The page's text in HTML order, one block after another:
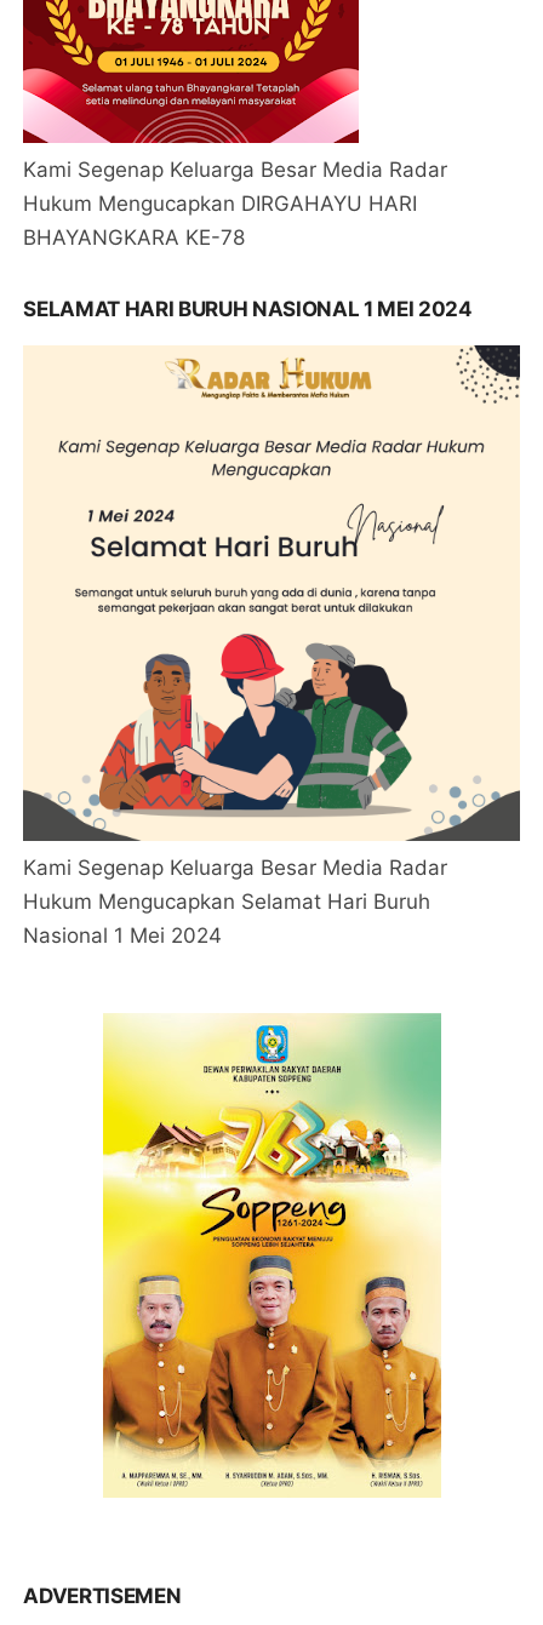
Kami Segenap Keluarga Besar Media Radar
Hukum Mengucapkan DIRGAHAYU HARI
BHAYANGKARA KE-78
SELAMAT HARI BURUH NASIONAL 1 MEI 2024
Kami Segenap Keluarga Besar Media Radar
Hukum Mengucapkan Selamat Hari Buruh
Nasional 1 Mei 2024
ADVERTISEMEN